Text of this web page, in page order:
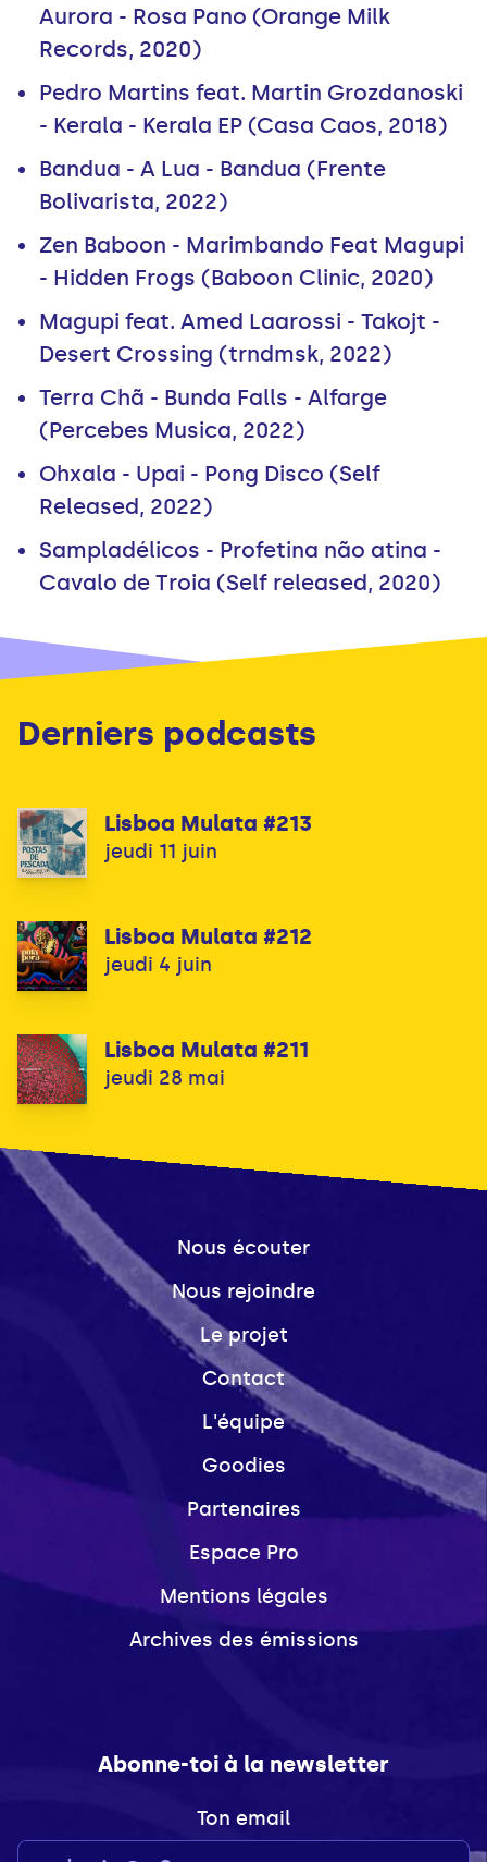
Aurora - Rosa Pano (Orange Milk
Records, 2020)
Pedro Martins feat. Martin Grozdanoski
- Kerala - Kerala EP (Casa Caos, 2018)
Bandua - A Lua - Bandua (Frente
Bolivarista, 2022)
Zen Baboon - Marimbando Feat Magupi
- Hidden Frogs (Baboon Clinic, 2020)
Magupi feat. Amed Laarossi - Takojt -
Desert Crossing (trndmsk, 2022)
Terra Chã - Bunda Falls - Alfarge
(Percebes Musica, 2022)
Ohxala - Upai - Pong Disco (Self
Released, 2022)
Sampladélicos - Profetina não atina -
Cavalo de Troia (Self released, 2020)
Derniers podcasts
Lisboa Mulata #213
jeudi 11 juin
Lisboa Mulata #212
jeudi 4 juin
Lisboa Mulata #211
jeudi 28 mai
Nous écouter
Nous rejoindre
Le projet
Contact
L'équipe
Goodies
Partenaires
Espace Pro
Mentions légales
Archives des émissions
Abonne-toi à la newsletter
Ton email